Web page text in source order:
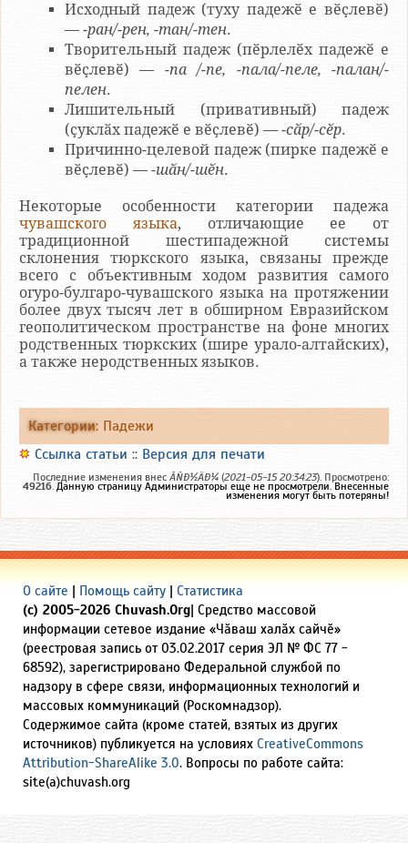
Исходный падеж (туху падежӗ е вӗҫлевӗ)
— -ран/-рен, -тан/-тен.
Творительный падеж (пӗрлелӗх падежӗ е
вӗҫлевӗ) — -па /-пе, -пала/-пеле, -палан/-
пелен.
Лишительный (привативный) падеж
(ҫуклӑх падежӗ е вӗҫлевӗ) — -сӑр/-сӗр.
Причинно-целевой падеж (пирке падежӗ е
вӗҫлевӗ) — -шӑн/-шӗн.
Некоторые особенности категории падежа
чувашского языка, отличающие ее от
традиционной шестипадежной системы
склонения тюркского языка, связаны прежде
всего с объективным ходом развития самого
огуро-булгаро-чувашского языка на протяжении
более двух тысяч лет в обширном Евразийском
геополитическом пространстве на фоне многих
родственных тюркских (шире урало-алтайских),
а также неродственных языков.
Категории: Падежи
Ссылка статьи :: Версия для печати
Последние изменения внес ÃÑÐ½ÄÐ¼ (2021-05-15 20:34:23). Просмотрено:
49216. Данную страницу Администраторы еще не просмотрели. Внесенные
изменения могут быть потеряны!
О сайте | Помощь сайту | Статистика
(c) 2005-2026 Chuvash.Org| Средство массовой
информации сетевое издание «Чӑваш халӑх сайчӗ»
(реестровая запись от 03.02.2017 серия ЭЛ № ФС 77 -
68592), зарегистрировано Федеральной службой по
надзору в сфере связи, информационных технологий и
массовых коммуникаций (Роскомнадзор).
Содержимое сайта (кроме статей, взятых из других
источников) публикуется на условиях CreativeCommons
Attribution-ShareAlike 3.0. Вопросы по работе сайта:
site(a)chuvash.org